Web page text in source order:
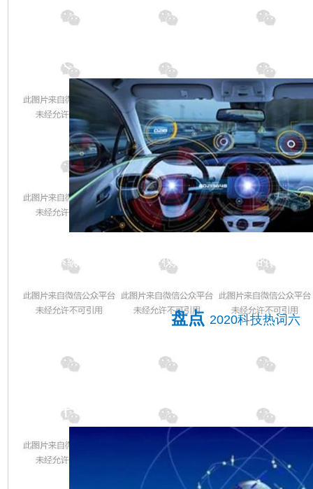
无人驾驶
算机系统为主的智能驾驶仪来实现无人驾驶的目的。
盘点 2020科技热词六
北斗导航